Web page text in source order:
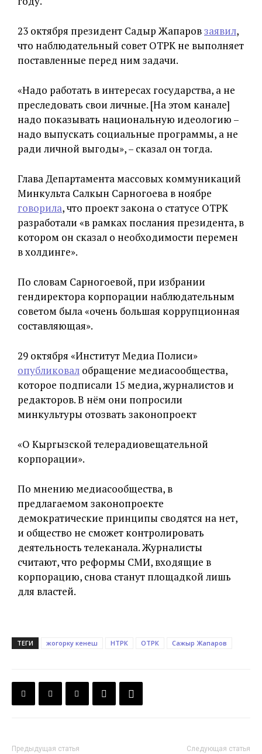
23 октября президент Садыр Жапаровзаявил,
что наблюдательный совет ОТРК не выполняет
поставленные перед ним задачи.
«Надо работать в интересах государства, а не
преследовать свои личные. [На этом канале]
надо показывать национальную идеологию –
надо выпускать социальные программы, а не
ради личной выгоды», – сказал он тогда.
Глава Департамента массовых коммуникаций
Минкульта Салкын Сарногоева в ноябре
говорила, что проект закона о статусе ОТРК
разработали «в рамках послания президента, в
котором он сказал о необходимости перемен
в холдинге».
По словам Сарногоевой, при избрании
гендиректора корпорации наблюдательным
советом была «очень большая коррупционная
составляющая».
29 октября «Институт Медиа Полиси»
опубликовал обращение медиасообщества,
которое подписали 15 медиа, журналистов и
редакторов. В нём они попросили
минкультуры отозвать законопроект
«О Кыргызской телерадиовещательной
корпорации».
По мнению медиасообщества, в
предлагаемом законопроекте
демократические принципы сводятся на нет,
и общество не сможет контролировать
деятельность телеканала. Журналисты
считают, что реформы СМИ, входящие в
корпорацию, снова станут площадкой лишь
для властей.
ТЕГИ жогорку кенеш НТРК ОТРК Сажыр Жапаров
Предыдущая статья Следующая статья